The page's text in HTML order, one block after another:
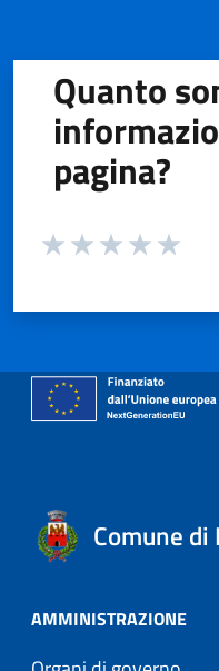
Quanto
pagina?
Valuta da 1 a 5 stelle la
Comune di
AMMINISTRAZIONE